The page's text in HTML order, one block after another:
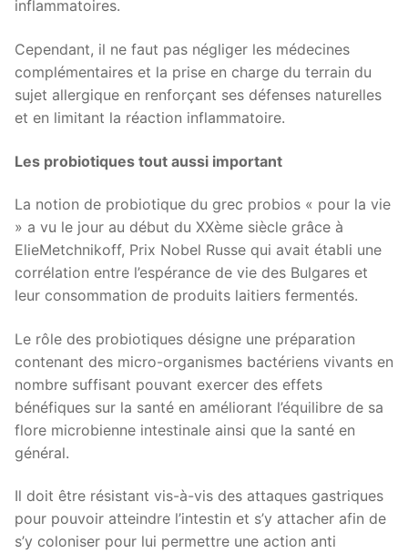
inflammatoires.
Cependant, il ne faut pas négliger les médecines
complémentaires et la prise en charge du terrain du
sujet allergique en renforçant ses défenses naturelles
et en limitant la réaction inflammatoire.
Les probiotiques tout aussi important
La notion de probiotique du grec probios « pour la vie
» a vu le jour au début du XXème siècle grâce à
ElieMetchnikoff, Prix Nobel Russe qui avait établi une
corrélation entre l’espérance de vie des Bulgares et
leur consommation de produits laitiers fermentés.
Le rôle des probiotiques désigne une préparation
contenant des micro-organismes bactériens vivants en
nombre suffisant pouvant exercer des effets
bénéfiques sur la santé en améliorant l’équilibre de sa
flore microbienne intestinale ainsi que la santé en
général.
Il doit être résistant vis-à-vis des attaques gastriques
pour pouvoir atteindre l’intestin et s’y attacher afin de
s’y coloniser pour lui permettre une action anti